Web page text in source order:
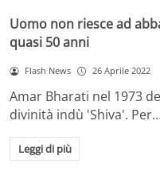
Uomo non riesce ad
quasi 50 anni
Flash News 26 Aprile 2022
Amar Bharati nel 1973
divinità indù 'Shiva'.
Leggi di più